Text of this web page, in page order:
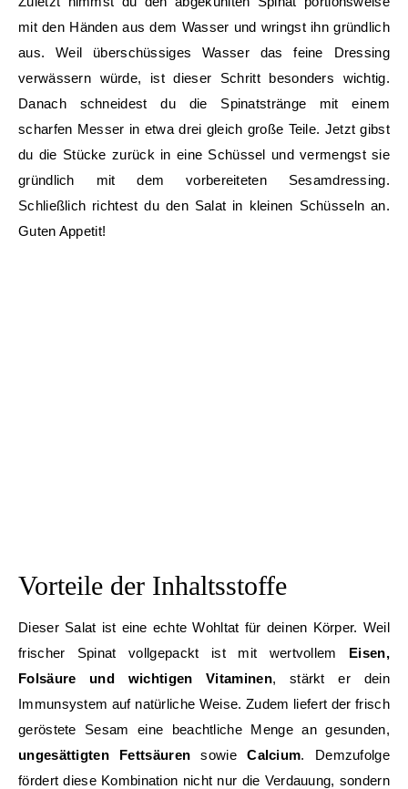
mit den Händen aus dem Wasser und wringst ihn gründlich
aus. Weil überschüssiges Wasser das feine Dressing
verwässern würde, ist dieser Schritt besonders wichtig.
Danach schneidest du die Spinatstränge mit einem
scharfen Messer in etwa drei gleich große Teile. Jetzt gibst
du die Stücke zurück in eine Schüssel und vermengst sie
gründlich mit dem vorbereiteten Sesamdressing.
Schließlich richtest du den Salat in kleinen Schüsseln an.
Guten Appetit!
Vorteile der Inhaltsstoffe
Dieser Salat ist eine echte Wohltat für deinen Körper. Weil
frischer Spinat vollgepackt ist mit wertvollem Eisen,
Folsäure und wichtigen Vitaminen, stärkt er dein
Immunsystem auf natürliche Weise. Zudem liefert der frisch
geröstete Sesam eine beachtliche Menge an gesunden,
ungesättigten Fettsäuren sowieCalcium. Demzufolge
fördert diese Kombination nicht nur die Verdauung, sondern